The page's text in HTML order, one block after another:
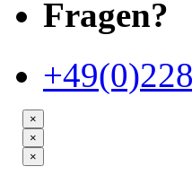
Fragen?
×
×
×